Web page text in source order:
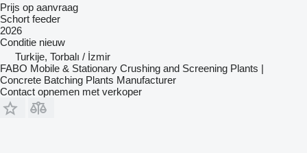
Prijs op aanvraag
Schort feeder
2026
Conditie nieuw
Turkije, Torbalı / İzmir
FABO Mobile & Stationary Crushing and Screening Plants |
Concrete Batching Plants Manufacturer
Contact opnemen met verkoper